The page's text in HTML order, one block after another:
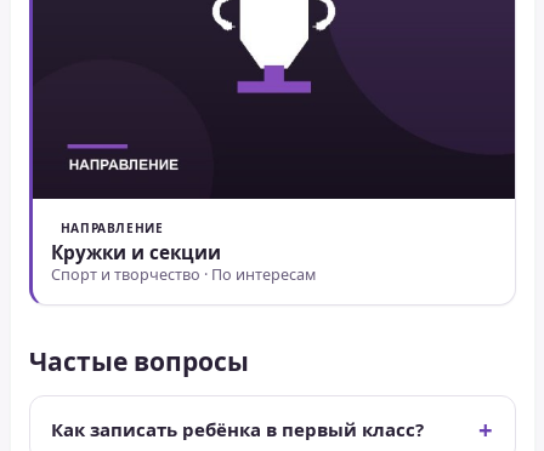
НАПРАВЛЕНИЕ
Кружки и секции
Спорт и творчество · По интересам
Частые вопросы
Как записать ребёнка в первый класс?